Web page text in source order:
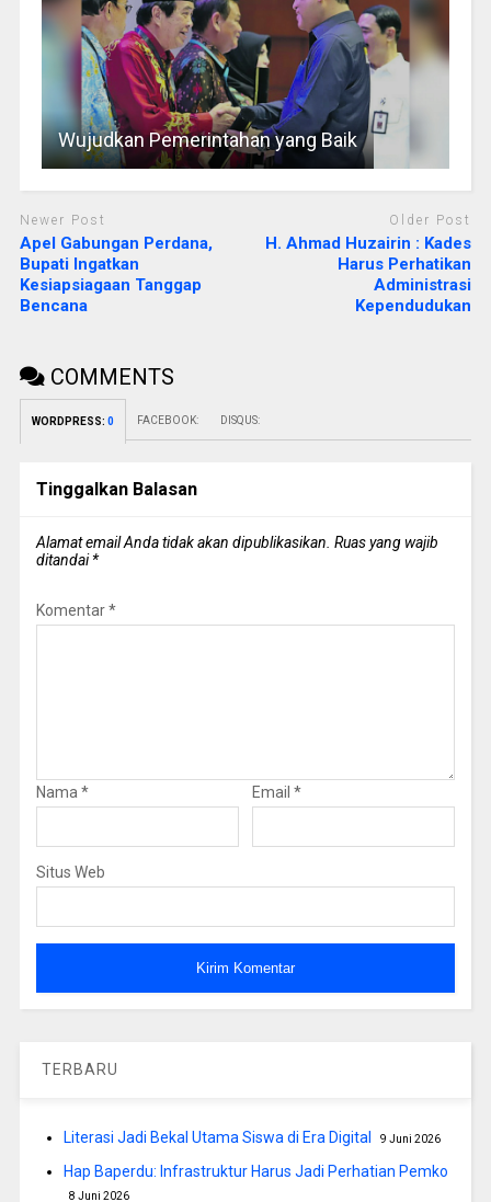
Wujudkan Pemerintahan yang Baik
Newer Post
Apel Gabungan Perdana,
Bupati Ingatkan
Kesiapsiagaan Tanggap
Bencana
Older Post
H. Ahmad Huzairin : Kades
Harus Perhatikan
Administrasi
Kependudukan
COMMENTS
WORDPRESS: 0 FACEBOOK: DISQUS:
Tinggalkan Balasan
Alamat email Anda tidak akan dipublikasikan. Ruas yang wajib
ditandai*
Komentar*
Nama * Email *
Situs Web
TERBARU
Literasi Jadi Bekal Utama Siswa di Era Digital 9 Juni 2026
Hap Baperdu: Infrastruktur Harus Jadi Perhatian Pemko
8 Juni 2026